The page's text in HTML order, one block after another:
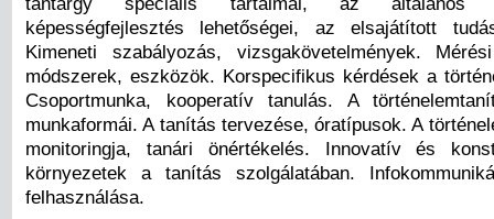
képességfejlesztés lehetőségei, az elsajátított
Kimeneti szabályozás, vizsgakövetelmények.
módszerek, eszközök. Korspecifikus kérdések a
Csoportmunka, kooperatív tanulás. A
munkaformái. A tanítás tervezése, óratípusok. A
monitoringja, tanári önértékelés. Innovatív és
környezetek a tanítás szolgálatában.
felhasználása.